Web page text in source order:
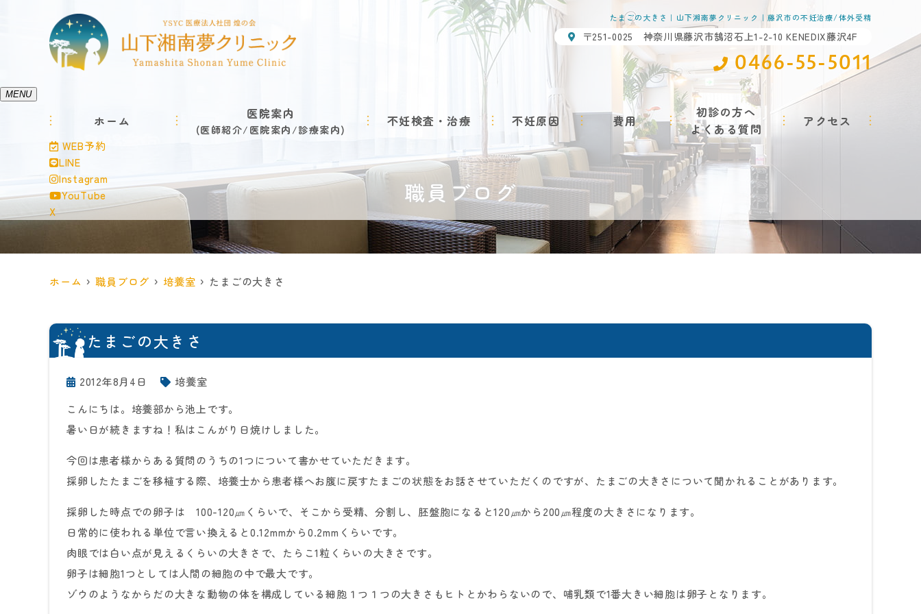
たまごの大きさ｜山下湘南夢クリニック｜藤沢市の不妊治療/体外受精
〒251-0025 神奈川県藤沢市鵠沼石上1-2-10 KENEDIX藤沢4F
0466-55-5011
MENU
ホーム 医院案内
医師紹介 医院案内 診療案内
不妊検査・治療 不妊原因 費用
初診の方へ
よくある質問
アクセス
WEB予約
LINE
Instagram
YouTube
X
職員ブログ
ホーム 職員ブログ 培養室 たまごの大きさ
たまごの大きさ
2012年8月4日
培養室
こんにちは。培養部から池上です。
暑い日が続きますね！私はこんがり日焼けしました。
今回は患者様からある質問のうちの1つについて書かせていただきます。
採卵したたまごを移植する際、培養士から患者様へお腹に戻すたまごの状態をお話させていただくのですが、たまごの大きさについて聞かれることがあります。
採卵した時点での卵子は 100-120㎛くらいで、そこから受精、分割し、胚盤胞になると120㎛から200㎛程度の大きさになります。
日常的に使われる単位で言い換えると0.12mmから0.2mmくらいです。
肉眼では白い点が見えるくらいの大きさで、たらこ1粒くらいの大きさです。
卵子は細胞1つとしては人間の細胞の中で最大です。
ゾウのようなからだの大きな動物の体を構成している細胞１つ１つの大きさもヒトとかわらないので、哺乳類で1番大きい細胞は卵子となります。